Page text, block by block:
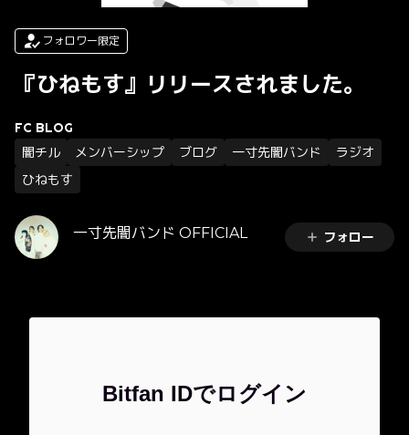
フォロワー限定
『ひねもす』リリースされました。
FC BLOG
闇チル
メンバーシップ ブログ 一寸先闇バンド
ラジオ
ひねもす
一寸先闇バンド OFFICIAL フォロー
Bitfan IDでログイン